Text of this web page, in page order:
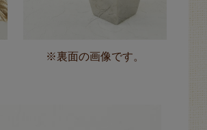
※裏面の画像です。